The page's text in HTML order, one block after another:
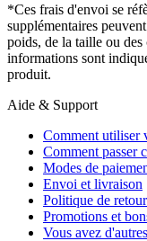
*Ces frais d'envoi se
supplémentaires
poids, de la taille ou
informations sont
produit.
Aide & Support
Comment utiliser
Comment passer
Modes de
Envoi et livraison
Politique de retour
Promotions et
Vous avez